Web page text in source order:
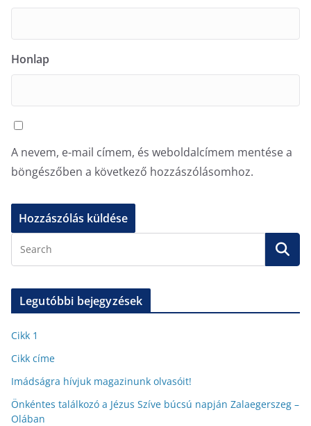
Honlap
A nevem, e-mail címem, és weboldalcímem mentése a
böngészőben a következő hozzászólásomhoz.
Legutóbbi bejegyzések
Cikk 1
Cikk címe
Imádságra hívjuk magazinunk olvasóit!
Önkéntes találkozó a Jézus Szíve búcsú napján Zalaegerszeg –
Olában